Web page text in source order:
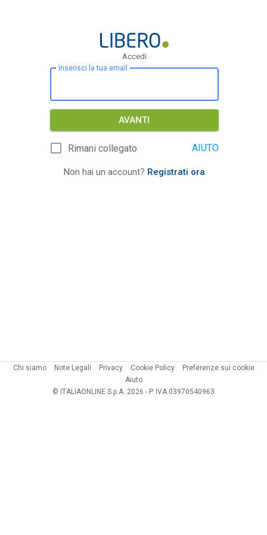
Accedi
Inserisci la tua email
AVANTI
Rimani collegato AIUTO
Non hai un account? Registrati ora
Chi siamo Note Legali Privacy Cookie Policy
Preferenze sui cookie
Aiuto
© ITALIAONLINE S.p.A. 2026 - P. IVA 03970540963